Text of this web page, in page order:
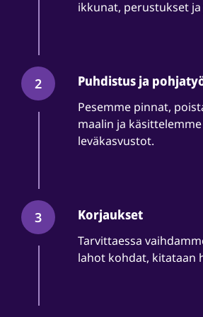
ikkunat, perustukset
2 Puhdistus ja
Pesemme pinnat,
maalin ja
leväkasvustot.
3 Korjaukset
Tarvittaessa
lahot kohdat, kitataan